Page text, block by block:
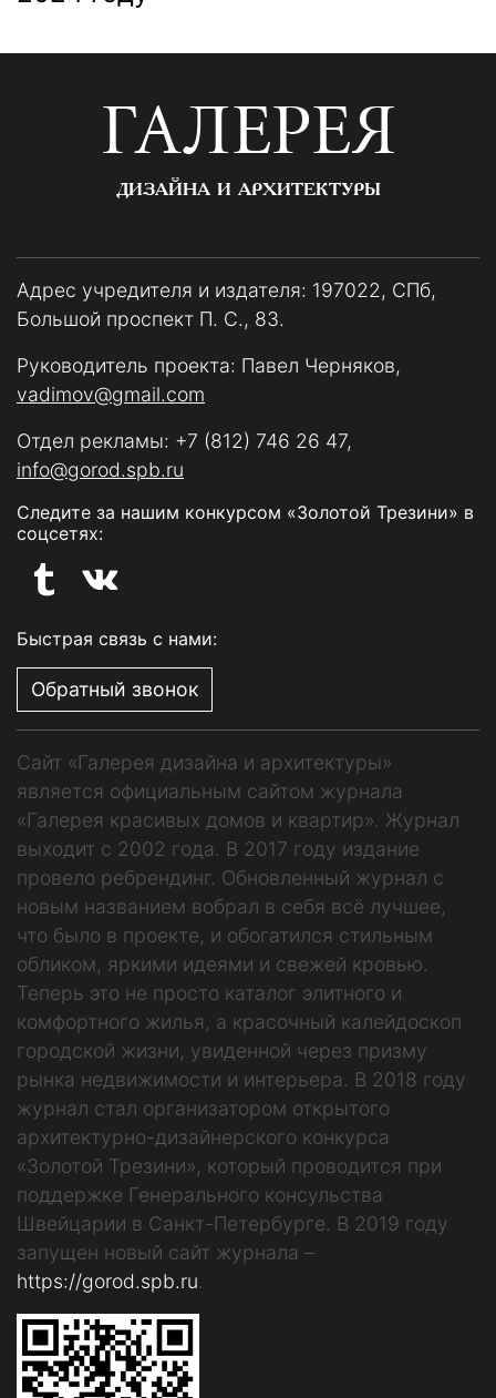
ГАЛЕРЕЯ
ДИЗАЙНА И АРХИТЕКТУРЫ
Адрес учредителя и издателя: 197022, СПб,
Большой проспект П. С., 83.
Руководитель проекта: Павел Черняков,
vadimov@gmail.com
Отдел рекламы: +7 (812) 746 26 47,
info@gorod.spb.ru
Следите за нашим конкурсом «Золотой Трезини» в
соцсетях:
Быстрая связь с нами:
Обратный звонок
Сайт «Галерея дизайна и архитектуры»
является официальным сайтом журнала
«Галерея красивых домов и квартир». Журнал
выходит с 2002 года. В 2017 году издание
провело ребрендинг. Обновленный журнал с
новым названием вобрал в себя всё лучшее,
что было в проекте, и обогатился стильным
обликом, яркими идеями и свежей кровью.
Теперь это не просто каталог элитного и
комфортного жилья, а красочный калейдоскоп
городской жизни, увиденной через призму
рынка недвижимости и интерьера. В 2018 году
журнал стал организатором открытого
архитектурно-дизайнерского конкурса
«Золотой Трезини», который проводится при
поддержке Генерального консульства
Швейцарии в Санкт-Петербурге. В 2019 году
запущен новый сайт журнала –
https://gorod.spb.ru.